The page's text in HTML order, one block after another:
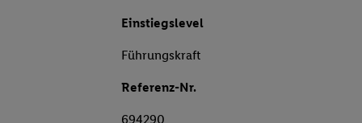
Einstiegslevel
Führungskraft
Referenz-Nr.
694290